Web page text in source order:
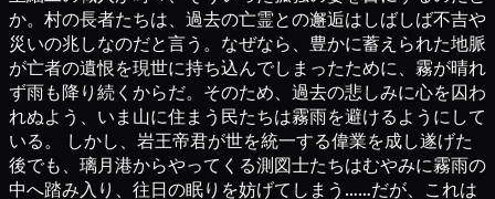
か。村の長者たちは、過去の亡霊との邂逅はしばしば不吉や
災いの兆しなのだと言う。なぜなら、豊かに蓄えられた地脈
が亡者の遺恨を現世に持ち込んでしまったために、霧が晴れ
ず雨も降り続くからだ。そのため、過去の悲しみに心を囚わ
れぬよう、いま山に住まう民たちは霧雨を避けるようにして
いる。 しかし、岩王帝君が世を統一する偉業を成し遂げた
後でも、璃月港からやってくる測図士たちはむやみに霧雨の
中へ踏み入り、往日の眠りを妨げてしまう……だが、これは